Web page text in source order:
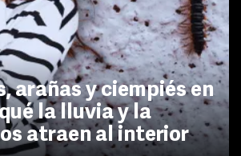
arañas y ciempiés en
la lluvia y la
atraen al interior